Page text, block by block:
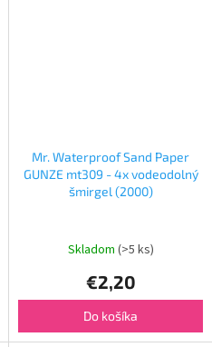
Mr. Waterproof Sand Paper
GUNZE mt309 - 4x vodeodolný
šmirgel (2000)
Skladom (>5 ks)
€2,20
Do košíka